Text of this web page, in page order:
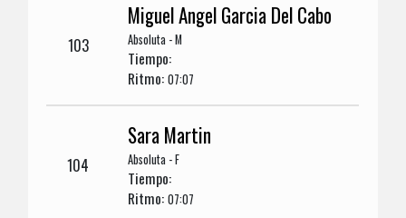
103
Miguel Angel Garcia Del Cabo
Absoluta - M
Tiempo:
Ritmo:07:07
104
Sara Martin
Absoluta - F
Tiempo:
Ritmo:07:07